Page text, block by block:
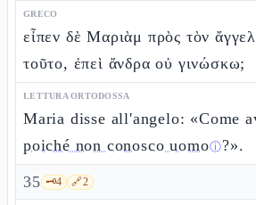
GRECO
εἶπεν δὲ Μαριὰμ πρὸς τὸν
τοῦτο, ἐπεὶ ἄνδρα οὐ γινώσκω;
LETTURA ORTODOSSA
Maria disse all'angelo: «Come
poiché non conosco uomoⓘ?».
35 🗝️4 🔗2